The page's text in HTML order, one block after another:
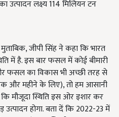
लक्ष्य 114 मिलियन टन
जीपी सिंह ने कहा कि भारत
में है. इस बार फसल में कोई बीमारी
फसल का विकास भी अच्छी तरह से
और महीने के लिए), तो हम आसानी
मौजूदा स्थिति इस ओर इशार कर
उत्पादन होगा. बता दें कि 2022-23 में